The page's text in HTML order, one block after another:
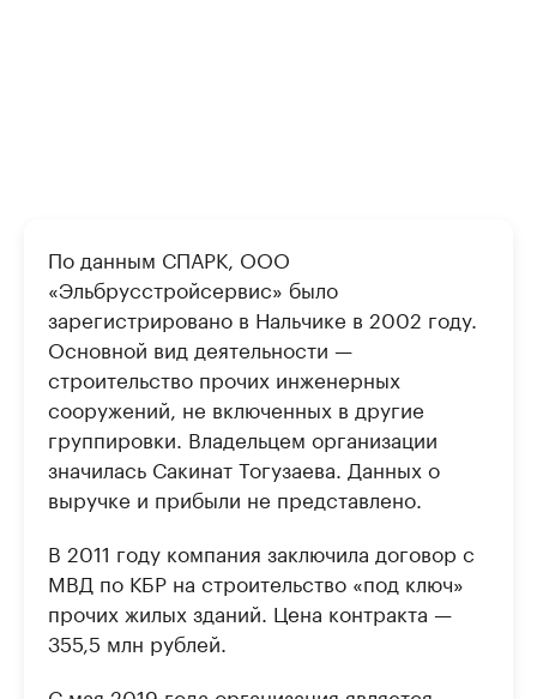
По данным СПАРК, ООО
«Эльбрусстройсервис» было
зарегистрировано в Нальчике в 2002 году.
Основной вид деятельности —
строительство прочих инженерных
сооружений, не включенных в другие
группировки. Владельцем организации
значилась Сакинат Тогузаева. Данных о
выручке и прибыли не представлено.
В 2011 году компания заключила договор с
МВД по КБР на строительство «под ключ»
прочих жилых зданий. Цена контракта —
355,5 млн рублей.